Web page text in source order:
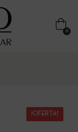
0
¡OFERTA!